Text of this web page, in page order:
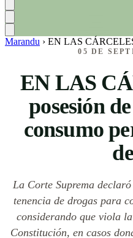
Marandu › EN LAS
05 DE
EN LAS
posesión
consumo
La Corte Suprema
tenencia de drogas para
considerando que viola
Constitución, en casos